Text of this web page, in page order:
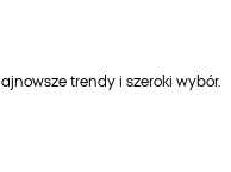
trendy i szeroki wybór.